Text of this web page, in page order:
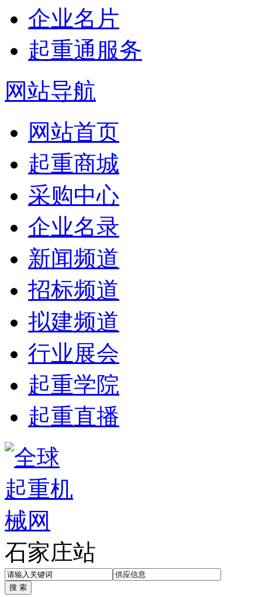
企业名片
起重通服务
网站导航
网站首页
起重商城
采购中心
企业名录
新闻频道
招标频道
拟建频道
行业展会
起重学院
起重直播
石家庄站